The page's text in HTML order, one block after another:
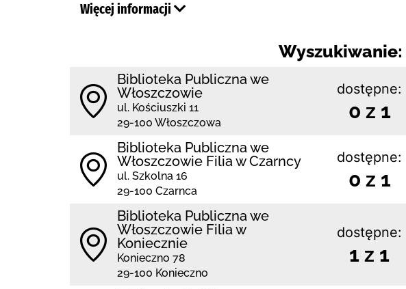
Więcej informacji
Wyszukiwanie:
Biblioteka Publiczna we
Włoszczowie
ul. Kościuszki 11
29-100 Włoszczowa
dostępne:
0 z 1
Biblioteka Publiczna we
Włoszczowie Filia w Czarncy
ul. Szkolna 16
29-100 Czarnca
dostępne:
0 z 1
Biblioteka Publiczna we
Włoszczowie Filia w
Koniecznie
Konieczno 78
29-100 Konieczno
dostępne:
1 z 1